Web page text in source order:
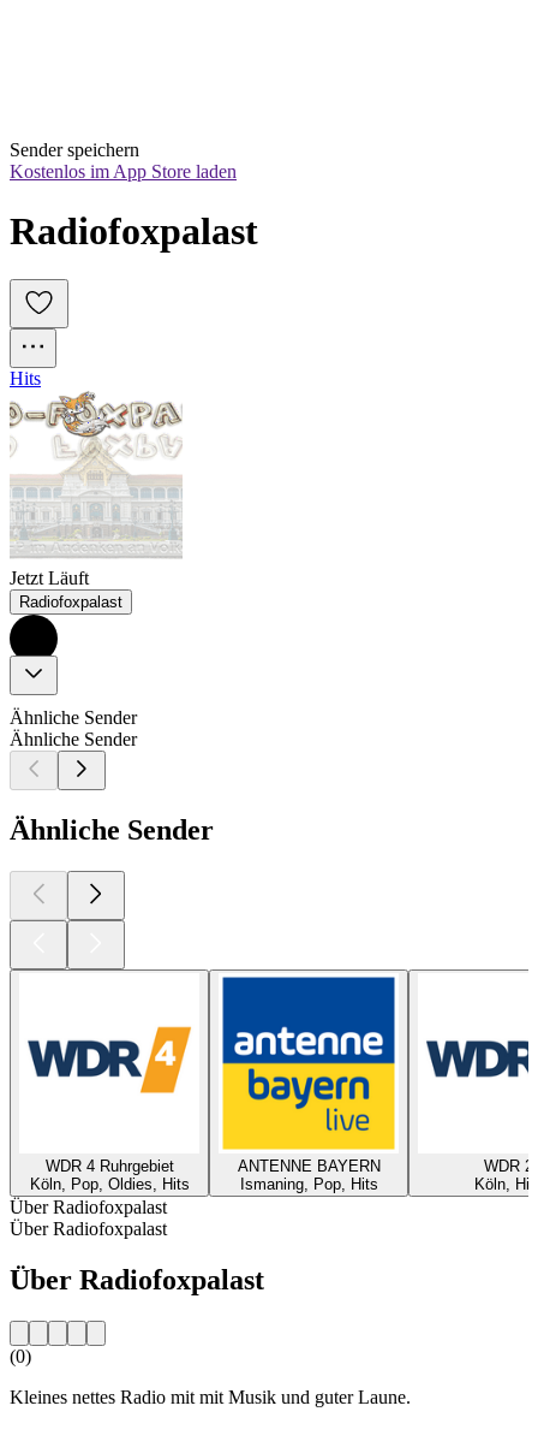
Sender speichern
Kostenlos im App Store laden
Radiofoxpalast
Hits
Jetzt Läuft
Radiofoxpalast
Ähnliche Sender
Ähnliche Sender
Ähnliche Sender
WDR 4 Ruhrgebiet
Köln, Pop, Oldies, Hits
ANTENNE BAYERN
Ismaning, Pop, Hits
WDR 2
Köln,
Über Radiofoxpalast
Über Radiofoxpalast
Über Radiofoxpalast
(0)
Kleines nettes Radio mit mit Musik und guter Laune.